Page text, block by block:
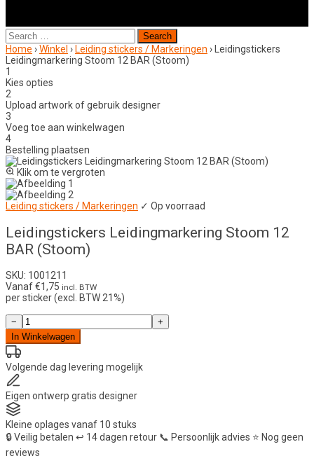
Search
for:
Home ›Winkel › Leiding stickers / Markeringen › Leidingstickers
Leidingmarkering Stoom 12 BAR (Stoom)
1
Kies opties
2
Upload artwork of gebruik designer
3
Voeg toe aan winkelwagen
4
Bestelling plaatsen
Klik om te vergroten
Leiding stickers / Markeringen ✓ Op voorraad
Leidingstickers Leidingmarkering Stoom 12
BAR (Stoom)
SKU: 1001211
Vanaf€1,75 incl. BTW
per sticker (excl. BTW 21%)
Leidingstickers
Leidingmarkering
Stoom
12
BAR
(Stoom)
aantal
−
+
In Winkelwagen
Volgende dag levering mogelijk
Eigen ontwerp gratis designer
Kleine oplages vanaf 10 stuks
🔒Veilig betalen ↩️ 14 dagen retour 📞 Persoonlijk advies ⭐ Nog geen
reviews